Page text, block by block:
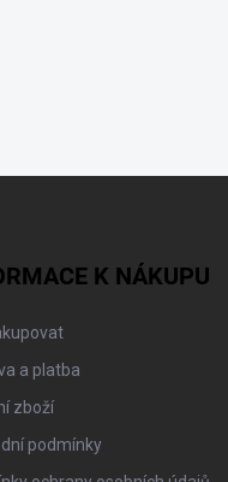
K NÁKUPU
a platba
zboží
podmínky